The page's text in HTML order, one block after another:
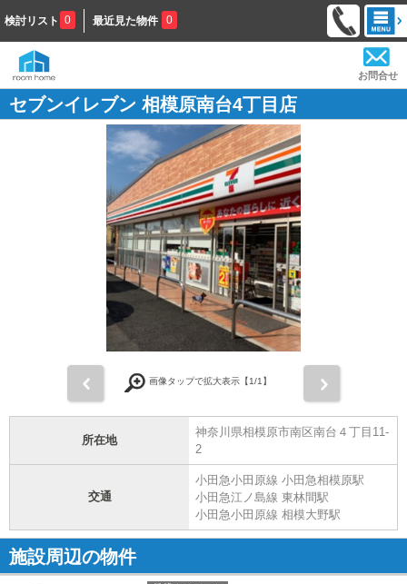
検討リスト 0 最近見た物件 0
お問合せ
セブンイレブン 相模原南台4丁目店
画像タップで拡大表示【1/1】
所在地
神奈川県相模原市南区南台４丁目11-
2
交通
小田急小田原線 小田急相模原駅
小田急江ノ島線 東林間駅
小田急小田原線 相模大野駅
施設周辺の物件